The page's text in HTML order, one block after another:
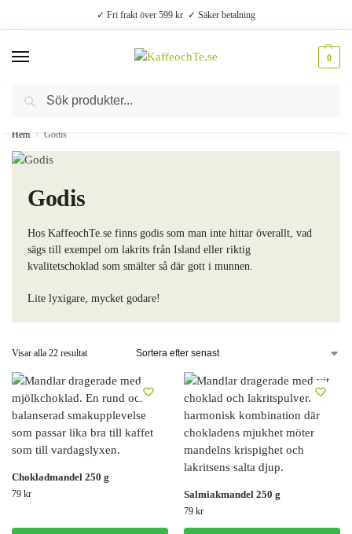
✓ Fri frakt över 599 kr ✓ Säker betalning
0
Välsmakande vardagslyx –
Hem / Godis
Godis
Hos KaffeochTe.se finns godis som man inte hittar överallt, vad
sägs till exempel om lakrits från Island eller riktig
kvalitetschoklad som smälter så där gott i munnen.
Lite lyxigare, mycket godare!
Visar alla 22 resultat
Chokladmandel 250 g
79 kr Salmiakmandel 250 g
79 kr